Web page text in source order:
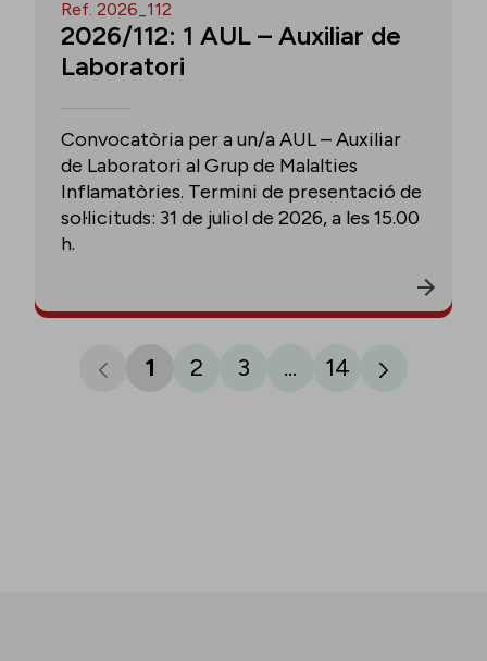
Ref. 2026_112
2026/112: 1 AUL – Auxiliar de
Laboratori
Convocatòria per a un/a AUL – Auxiliar
de Laboratori al Grup de Malalties
Inflamatòries. Termini de presentació de
sol·licituds: 31 de juliol de 2026, a les 15.00
h.
1 2 3 ... 14